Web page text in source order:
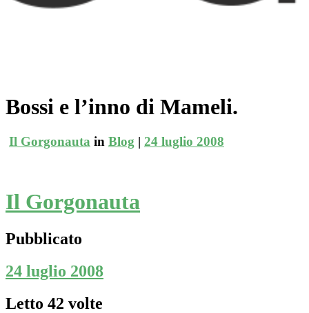
Bossi e l’inno di Mameli.
Il Gorgonauta in Blog | 24 luglio 2008
Il Gorgonauta
Pubblicato
24 luglio 2008
Letto 42 volte